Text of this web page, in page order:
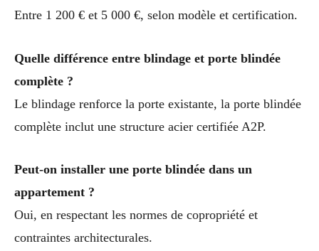
Entre 1 200 € et 5 000 €, selon modèle et certification.
Quelle différence entre blindage et porte blindée
complète ?
Le blindage renforce la porte existante, la porte blindée
complète inclut une structure acier certifiée A2P.
Peut-on installer une porte blindée dans un
appartement ?
Oui, en respectant les normes de copropriété et
contraintes architecturales.